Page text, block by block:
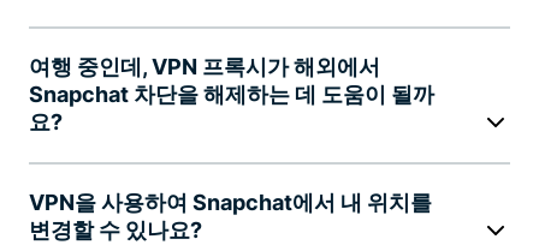
여행 중인데, VPN 프록시가 해외에서
Snapchat 차단을 해제하는 데 도움이 될까
요?
VPN을 사용하여 Snapchat에서 내 위치를
변경할 수 있나요?